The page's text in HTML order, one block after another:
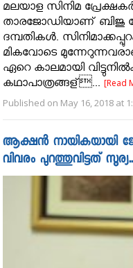
മലയാള സിനിമ
താരജോഡിയാണ് ബിജു
ദമ്പതികൾ.
മികവോടെ
ഏറെ കാലമായി
കഥാപാത്രങ്ങള്...[Read
Published on May 16, 2018 at
ആക്ഷൻ നായികയായി
വിവരം പുറത്തുവിട്ടത്